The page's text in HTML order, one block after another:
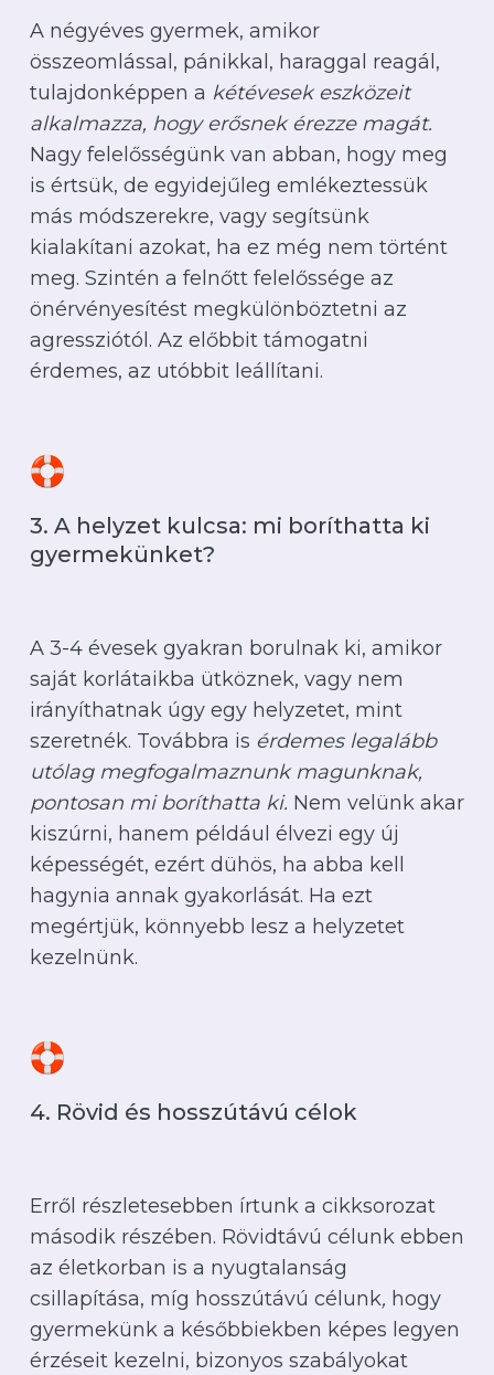
A négyéves gyermek, amikor
összeomlással, pánikkal, haraggal reagál,
tulajdonképpen a kétévesek eszközeit
alkalmazza, hogy erősnek érezze magát.
Nagy felelősségünk van abban, hogy meg
is értsük, de egyidejűleg emlékeztessük
más módszerekre, vagy segítsünk
kialakítani azokat, ha ez még nem történt
meg. Szintén a felnőtt felelőssége az
önérvényesítést megkülönböztetni az
agressziótól. Az előbbit támogatni
érdemes, az utóbbit leállítani.
3. A helyzet kulcsa: mi boríthatta ki
gyermekünket?
A 3-4 évesek gyakran borulnak ki, amikor
saját korlátaikba ütköznek, vagy nem
irányíthatnak úgy egy helyzetet, mint
szeretnék. Továbbra is érdemes legalább
utólag megfogalmaznunk magunknak,
pontosan mi boríthatta ki. Nem velünk akar
kiszúrni, hanem például élvezi egy új
képességét, ezért dühös, ha abba kell
hagynia annak gyakorlását. Ha ezt
megértjük, könnyebb lesz a helyzetet
kezelnünk.
4. Rövid és hosszútávú célok
Erről részletesebben írtunk a cikksorozat
második részében. Rövidtávú célunk ebben
az életkorban is a nyugtalanság
csillapítása, míg hosszútávú célunk, hogy
gyermekünk a későbbiekben képes legyen
érzéseit kezelni, bizonyos szabályokat